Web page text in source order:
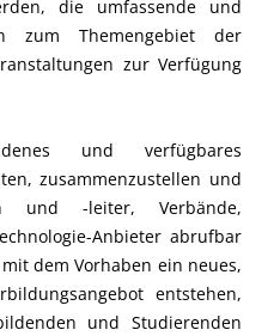
die umfassende und
zum Themengebiet der
zur Verfügung
und verfügbares
zusammenzustellen und
und -leiter, Verbände,
Anbieter abrufbar
dem Vorhaben ein neues,
entstehen,
und Studierenden